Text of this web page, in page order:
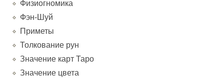
Физиогномика
Фэн-Шуй
Приметы
Толкование рун
Значение карт Таро
Значение цвета